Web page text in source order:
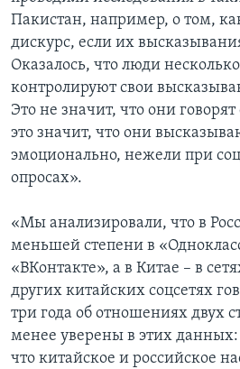
Пакистан, например, о том,
дискурс, если их
Оказалось, что люди
контролируют свои
Это не значит, что они говорят
это значит, что они
эмоционально, нежели при
опросах».
«Мы анализировали, что в
меньшей степени в
«ВКонтакте», а в Китае – в
других китайских соцсетях
три года об отношениях двух
менее уверены в этих
что китайское и российское